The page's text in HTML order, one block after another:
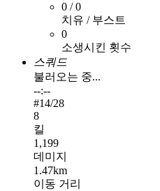
0 / 0
치유 / 부스트
0
소생시킨 횟수
스쿼드
불러오는 중...
--:--
#14/28
8
킬
1,199
데미지
1.47km
이동 거리